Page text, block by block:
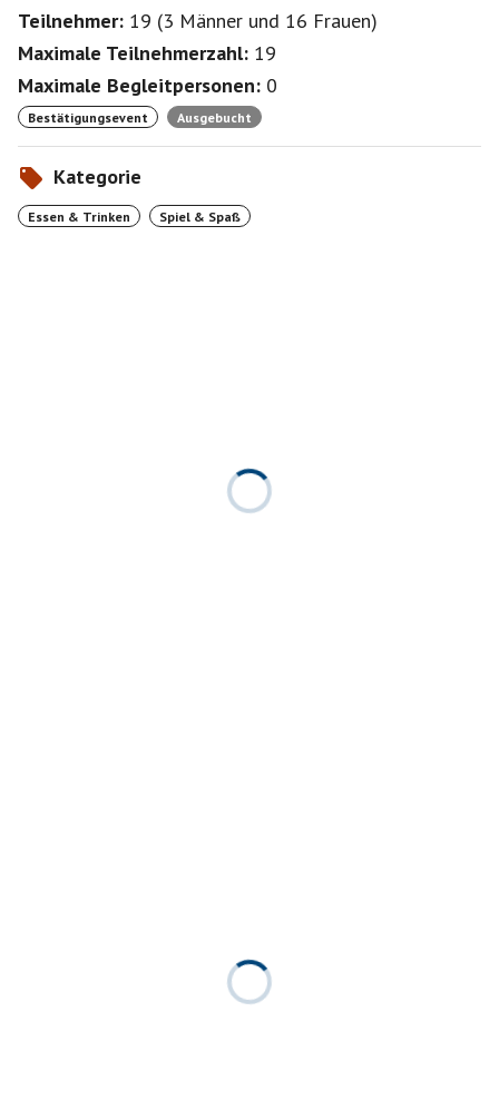
Teilnehmer: 19 (3 Männer und 16 Frauen)
Maximale Teilnehmerzahl: 19
Maximale Begleitpersonen: 0
Bestätigungsevent Ausgebucht
Kategorie
Essen & Trinken Spiel & Spaß